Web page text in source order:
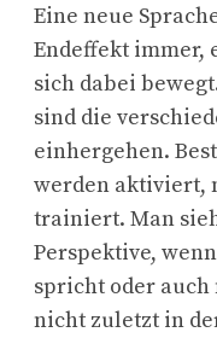
Eine neue
Endeffekt immer,
sich dabei
sind die
einhergehen.
werden aktiviert,
trainiert. Man
Perspektive,
spricht oder
nicht zuletzt in